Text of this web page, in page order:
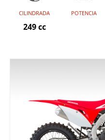
CILINDRADA
249 cc
POTENCIA